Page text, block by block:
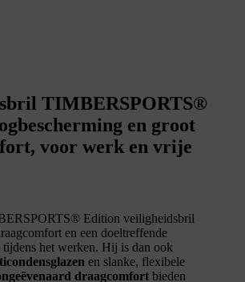
TIMBERSPORTS®
en groot
voor werk en vrije
Edition veiligheidsbril
en een doeltreffende
tijdens het werken. Hij is dan ook
en slanke, flexibele
draagcomfort bieden